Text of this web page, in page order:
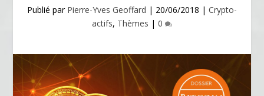
Publié par Pierre-Yves Geoffard | 20/06/2018 | Crypto-
actifs, Thèmes | 0